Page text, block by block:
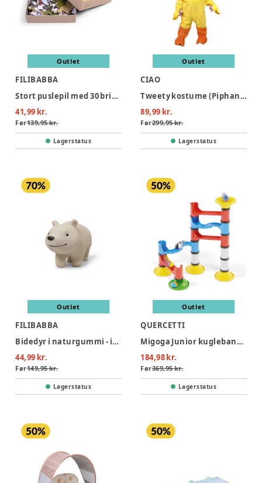
Outlet
FILIBABBA
Stort puslepil med 30 brikker - Bondegården
41,99 kr.
Før139,95 kr.
Lagerstatus
Outlet
CIAO
Tweety kostume (Piphans) - GUL
89,99 kr.
Før299,95 kr.
Lagerstatus
Outlet
FILIBABBA
Bidedyr i naturgummi - isbjørnen polly
44,99 kr.
Før149,95 kr.
Lagerstatus
Outlet
QUERCETTI
Migoga Junior kuglebane (31 dele)
184,98 kr.
Før369,95 kr.
Lagerstatus